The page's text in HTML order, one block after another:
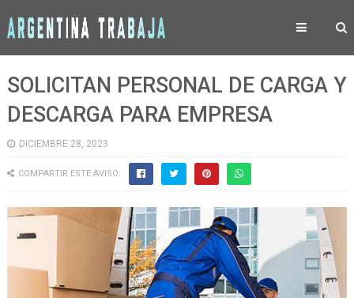
SOLICITAN PERSONAL DE CARGA Y
DESCARGA PARA EMPRESA
DICIEMBRE 28, 2023
COMPARTIR ESTE AVISO: